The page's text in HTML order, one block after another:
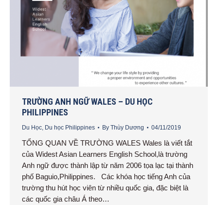
TRƯỜNG ANH NGỮ WALES – DU HỌC
PHILIPPINES
Du Học, Du học Philippines By Thùy Dương 04/11/2019
TỔNG QUAN VỀ TRƯỜNG WALES Wales là viết tắt
của Widest Asian Learners English School,là trường
Anh ngữ được thành lập từ năm 2006 tọa lạc tại thành
phố Baguio,Philippines. Các khóa học tiếng Anh của
trường thu hút học viên từ nhiều quốc gia, đặc biệt là
các quốc gia châu Á theo…